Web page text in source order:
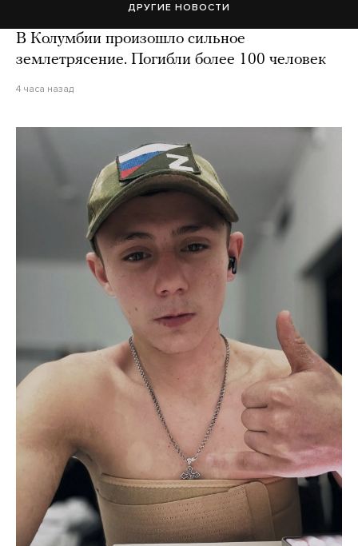
ДРУГИЕ НОВОСТИ
В Колумбии произошло сильное
землетрясение. Погибли более 100 человек
4 часа назад